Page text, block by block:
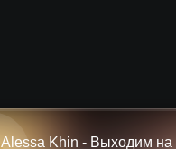
Alessa Khin - Выходим на